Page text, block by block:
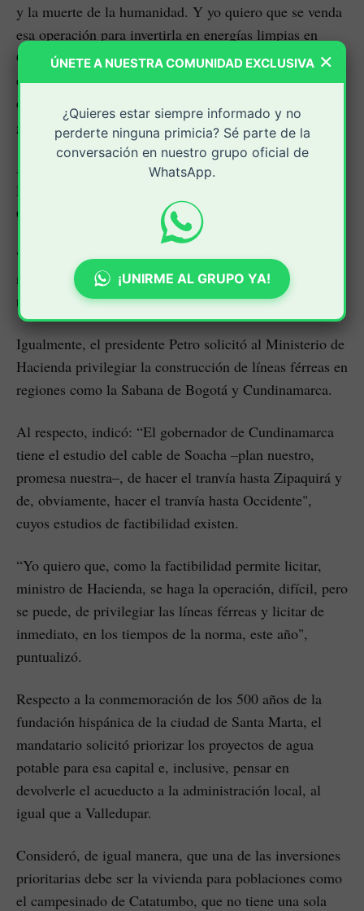
y la muerte de la humanidad. Y yo quiero que se venda
esa operación para invertirla en energías limpias en
Colombia; que se discuta técnicamente,
económicamente, pero no puede ser que nosotros
estemos por la muerte y no por la vida; no, en este
gobierno", precisó.
Asimismo, el jefe de Estado instruyó a la Fuerza
Pública a avanzar para cumplir el objetivo de sacar del
Catatumbo al grupo armado ilegal ELN.
“El Ejército puede sacar al Eln del territorio, porque ya
no tienen pueblo; el pueblo está con nosotros, y el que
tenga el pueblo gana la guerra", subrayó.
Igualmente, el presidente Petro solicitó al Ministerio de
Hacienda privilegiar la construcción de líneas férreas en
regiones como la Sabana de Bogotá y Cundinamarca.
Al respecto, indicó: “El gobernador de Cundinamarca
tiene el estudio del cable de Soacha –plan nuestro,
promesa nuestra–, de hacer el tranvía hasta Zipaquirá y
de, obviamente, hacer el tranvía hasta Occidente",
cuyos estudios de factibilidad existen.
“Yo quiero que, como la factibilidad permite licitar,
ministro de Hacienda, se haga la operación, difícil, pero
se puede, de privilegiar las líneas férreas y licitar de
inmediato, en los tiempos de la norma, este año",
puntualizó.
Respecto a la conmemoración de los 500 años de la
fundación hispánica de la ciudad de Santa Marta, el
mandatario solicitó priorizar los proyectos de agua
potable para esa capital e, inclusive, pensar en
devolverle el acueducto a la administración local, al
igual que a Valledupar.
Consideró, de igual manera, que una de las inversiones
prioritarias debe ser la vivienda para poblaciones como
el campesinado de Catatumbo, que no tiene una sola
×
ÚNETE A NUESTRA COMUNIDAD EXCLUSIVA
¿Quieres estar siempre informado y no
perderte ninguna primicia? Sé parte de la
conversación en nuestro grupo oficial de
WhatsApp.
¡UNIRME AL GRUPO YA!